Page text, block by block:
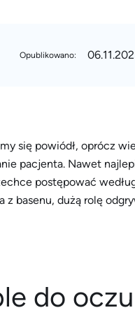
Opublikowano:
się powiódł, oprócz
pacjenta. Nawet
postępować
z basenu, dużą rolę